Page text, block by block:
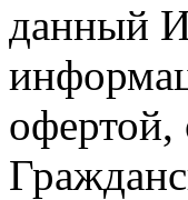
данный
офертой,